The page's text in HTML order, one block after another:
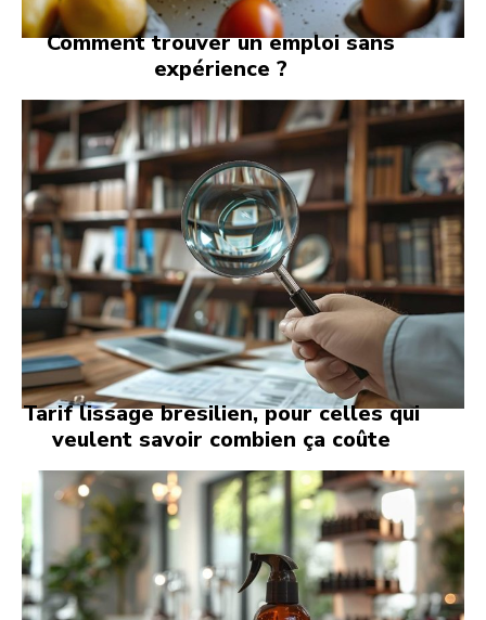
Comment trouver un emploi sans
expérience ?
Tarif lissage bresilien, pour celles qui
veulent savoir combien ça coûte